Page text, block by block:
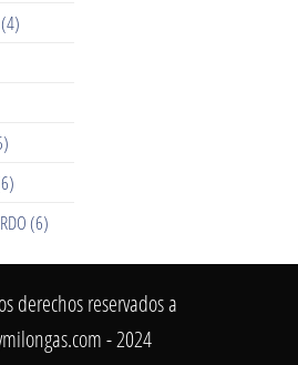
(6)
derechos reservados a
- 2024